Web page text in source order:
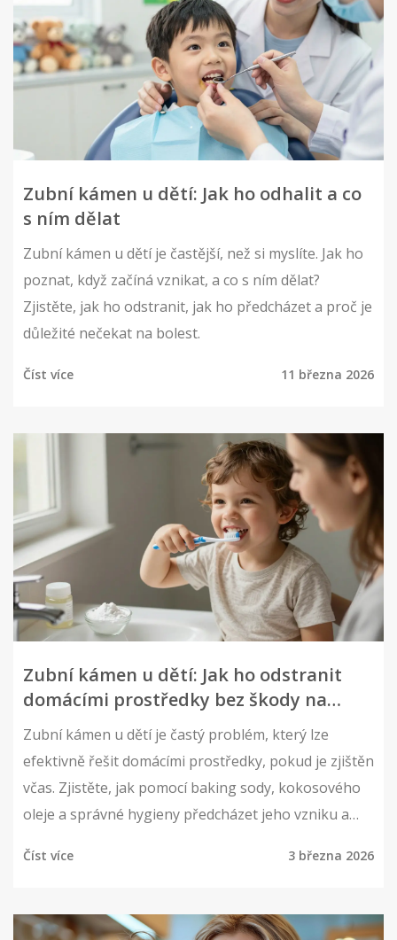
Zubní kámen u dětí: Jak ho odhalit a co
s ním dělat
Zubní kámen u dětí je častější, než si myslíte. Jak ho
poznat, když začíná vznikat, a co s ním dělat?
Zjistěte, jak ho odstranit, jak ho předcházet a proč je
důležité nečekat na bolest.
Číst více 11 března 2026
Zubní kámen u dětí: Jak ho odstranit
domácími prostředky bez škody na
zubech
Zubní kámen u dětí je častý problém, který lze
efektivně řešit domácími prostředky, pokud je zjištěn
včas. Zjistěte, jak pomocí baking sody, kokosového
oleje a správné hygieny předcházet jeho vzniku a
Číst více 3 března 2026